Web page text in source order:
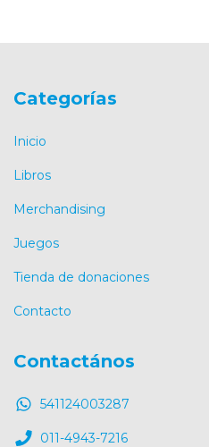
Categorías
Inicio
Libros
Merchandising
Juegos
Tienda de donaciones
Contacto
Contactános
541124003287
011-4943-7216